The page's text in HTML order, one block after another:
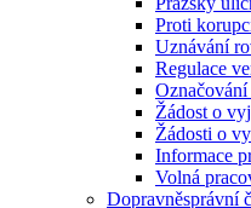
Proti
Uznávání
Regulace
Žádost o
Žádosti o
Informace
Volná
Dopravněsprávní